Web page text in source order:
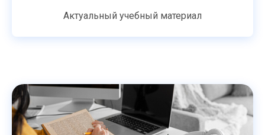
Актуальный учебный материал